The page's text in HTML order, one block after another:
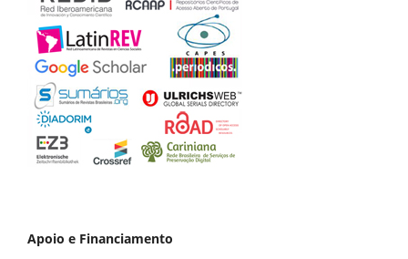
Apoio e Financiamento